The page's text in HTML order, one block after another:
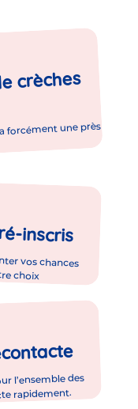
crèches
forcément une près
inscris
vos chances
choix
l’ensemble des
rapidement.